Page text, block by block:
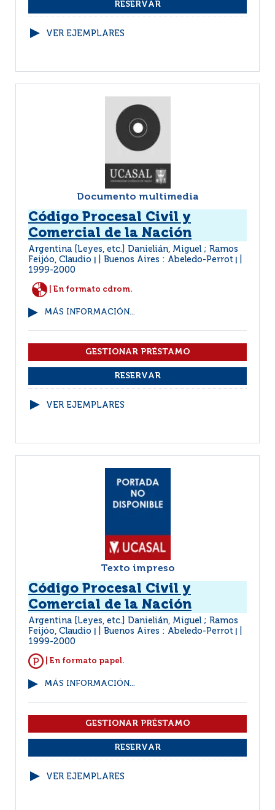
VER EJEMPLARES
Documento multimedia
Código Procesal Civil y
Comercial de la Nación
Argentina [Leyes, etc.] Danielián, Miguel ; Ramos
Feijóo, Claudio
Buenos Aires : Abeledo-Perrot
1999-2000
| En formato cdrom.
MÁS INFORMACIÓN...
VER EJEMPLARES
Texto impreso
Código Procesal Civil y
Comercial de la Nación
Argentina [Leyes, etc.] Danielián, Miguel ; Ramos
Feijóo, Claudio
Buenos Aires : Abeledo-Perrot
1999-2000
| En formato papel.
MÁS INFORMACIÓN...
VER EJEMPLARES